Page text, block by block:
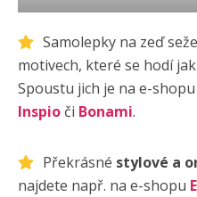
Samolepky na zeď
motivech, které se hodí
Spoustu jich je na e-shopu
Inspio či Bonami.
Překrásné stylové a
najdete např. na e-shopu